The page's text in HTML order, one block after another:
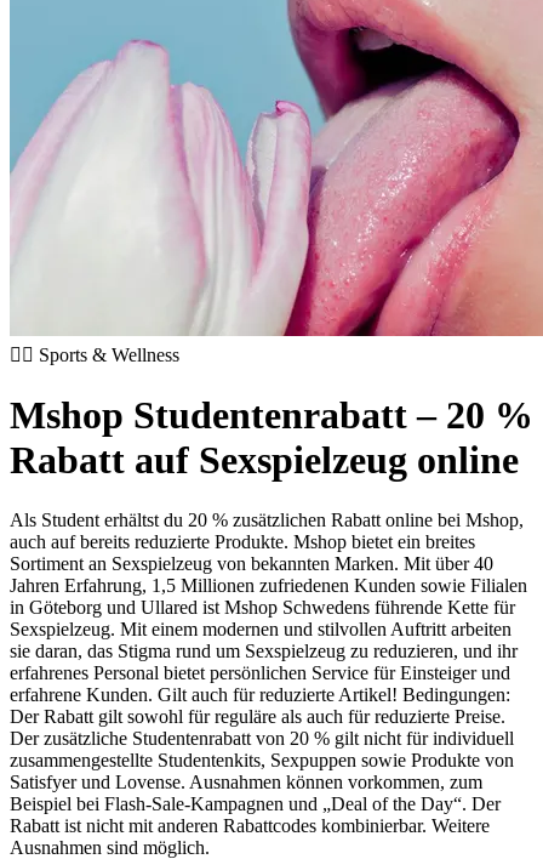
🏃‍♂️ Sports & Wellness
Mshop Studentenrabatt – 20 %
Rabatt auf Sexspielzeug online
Als Student erhältst du 20 % zusätzlichen Rabatt online bei Mshop,
auch auf bereits reduzierte Produkte. Mshop bietet ein breites
Sortiment an Sexspielzeug von bekannten Marken. Mit über 40
Jahren Erfahrung, 1,5 Millionen zufriedenen Kunden sowie Filialen
in Göteborg und Ullared ist Mshop Schwedens führende Kette für
Sexspielzeug. Mit einem modernen und stilvollen Auftritt arbeiten
sie daran, das Stigma rund um Sexspielzeug zu reduzieren, und ihr
erfahrenes Personal bietet persönlichen Service für Einsteiger und
erfahrene Kunden. Gilt auch für reduzierte Artikel! Bedingungen:
Der Rabatt gilt sowohl für reguläre als auch für reduzierte Preise.
Der zusätzliche Studentenrabatt von 20 % gilt nicht für individuell
zusammengestellte Studentenkits, Sexpuppen sowie Produkte von
Satisfyer und Lovense. Ausnahmen können vorkommen, zum
Beispiel bei Flash-Sale-Kampagnen und „Deal of the Day“. Der
Rabatt ist nicht mit anderen Rabattcodes kombinierbar. Weitere
Ausnahmen sind möglich.